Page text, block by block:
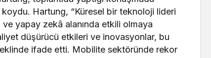
Hartung, “Küresel bir teknoloji lideri
yapay zekâ alanında etkili olmaya
düşürücü etkileri ve inovasyonlar, bu
ifade etti. Mobilite sektöründe rekor